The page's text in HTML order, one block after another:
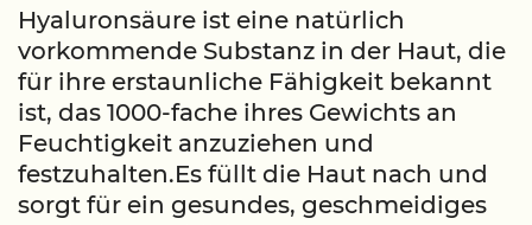
Hyaluronsäure ist eine natürlich
vorkommende Substanz in der Haut, die
für ihre erstaunliche Fähigkeit bekannt
ist, das 1000-fache ihres Gewichts an
Feuchtigkeit anzuziehen und
festzuhalten.Es füllt die Haut nach und
sorgt für ein gesundes, geschmeidiges